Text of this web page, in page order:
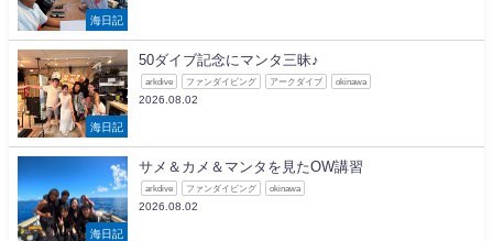
海日記
海日記
50ダイブ記念にマンタ三昧♪
arkdive ファンダイビング アークダイブ okinawa
2026.08.02
海日記
サメ＆カメ＆マンタを見たOW講習
arkdive ファンダイビング okinawa
2026.08.02